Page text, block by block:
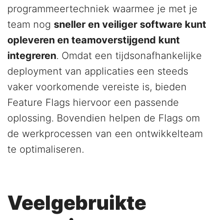
programmeertechniek waarmee je met je
team nog sneller en veiliger software kunt
opleveren en teamoverstijgend kunt
integreren. Omdat een tijdsonafhankelijke
deployment van applicaties een steeds
vaker voorkomende vereiste is, bieden
Feature Flags hiervoor een passende
oplossing. Bovendien helpen de Flags om
de werkprocessen van een ontwikkelteam
te optimaliseren.
Veelgebruikte